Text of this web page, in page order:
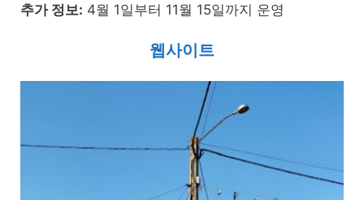
추가 정보: 4월 1일부터 11월 15일까지 운영
웹사이트